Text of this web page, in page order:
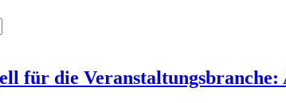
für die